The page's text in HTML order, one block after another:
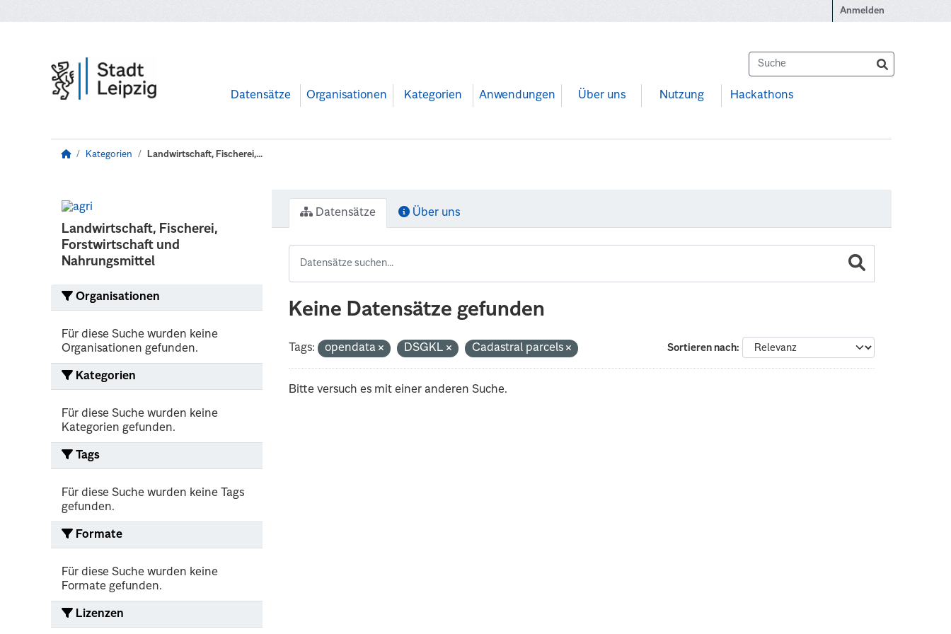
Anmelden
Datensätze Organisationen Kategorien Anwendungen Über uns Nutzung Hackathons
Kategorien Landwirtschaft, Fischerei,...
Landwirtschaft, Fischerei,
Forstwirtschaft und
Nahrungsmittel
Organisationen
Für diese Suche wurden keine
Organisationen gefunden.
Kategorien
Für diese Suche wurden keine
Kategorien gefunden.
Tags
Für diese Suche wurden keine Tags
gefunden.
Formate
Für diese Suche wurden keine
Formate gefunden.
Lizenzen
Datensätze Über uns
Keine Datensätze gefunden
Sortieren nach
Tags: opendata DSGKL Cadastral parcels
Bitte versuch es mit einer anderen Suche.